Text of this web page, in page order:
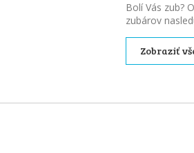
Bolí Vás zub?
zubárov
Zobraziť